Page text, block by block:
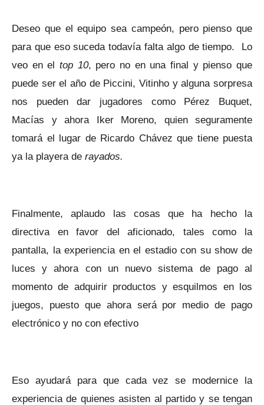
Deseo que el equipo sea campeón, pero pienso que
para que eso suceda todavía falta algo de tiempo. Lo
veo en el top 10, pero no en una final y pienso que
puede ser el año de Piccini, Vitinho y alguna sorpresa
nos pueden dar jugadores como Pérez Buquet,
Macías y ahora Iker Moreno, quien seguramente
tomará el lugar de Ricardo Chávez que tiene puesta
ya la playera de rayados.
Finalmente, aplaudo las cosas que ha hecho la
directiva en favor del aficionado, tales como la
pantalla, la experiencia en el estadio con su show de
luces y ahora con un nuevo sistema de pago al
momento de adquirir productos y esquilmos en los
juegos, puesto que ahora será por medio de pago
electrónico y no con efectivo
Eso ayudará para que cada vez se modernice la
experiencia de quienes asisten al partido y se tengan